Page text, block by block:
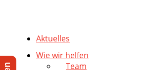
Aktuelles
Wie wir helfen
Team